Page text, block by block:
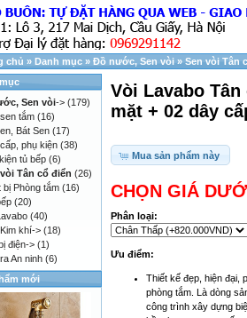
chủ » Danh mục » Đồ nước, Sen vòi » Sen vòi Tân
Vòi Lavabo
mặt + 02 dây
Mua sản phẩm này
CHỌN GIÁ
Phân loại:
Ưu điểm:
Thiết kế đẹp, hiện đại,
phòng tắm. Là dòng
công trình xây dựng
Sen vòi-> (179)
tắm (16)
Bát Sen (17)
phụ kiện (38)
tủ bếp (6)
Tân cổ điển (26)
bị Phòng tắm (16)
(20)
(40)
khí-> (18)
điện-> (1)
An ninh (6)
mới